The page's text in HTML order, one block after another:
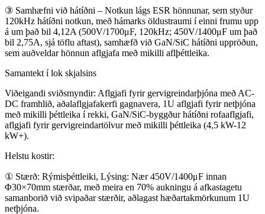
③ Samhæfni við hátíðni – Notkun lágs ESR hönnunar, sem styður
120kHz hátíðni notkun, með hámarks öldustraumi í einni frumu upp
á um það bil 4,12A (500V/1700μF, 120kHz; 450V/1400μF um það
bil 2,75A, sjá töflu aftast), samhæfð við GaN/SiC hátíðni uppröðun,
sem auðveldar hönnun aflgjafa með mikilli aflþéttleika.
Samantekt í lok skjalsins
Viðeigandi sviðsmyndir: Aflgjafi fyrir gervigreindarþjóna með AC-
DC framhlið, aðalaflgjafakerfi gagnavera, 1U aflgjafi fyrir netþjóna
með mikilli þéttleika í rekki, GaN/SiC-byggður hátíðni rofaaflgjafi,
aflgjafi fyrir gervigreindartölvur með mikilli þéttleika (4,5 kW-12
kW+).
Helstu kostir:
① Stærð: Rýmisþéttleiki, Lýsing: Nær 450V/1400μF innan
Φ30×70mm stærðar, með meira en 70% aukningu á afkastagetu
samanborið við svipaðar stærðir, aðlagast hæðartakmörkunum 1U
netþjóna.